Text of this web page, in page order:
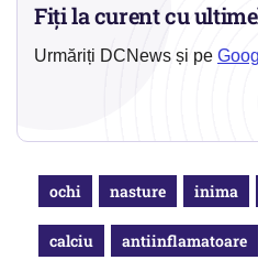
Fiți la curent cu
Urmăriți DCNews și pe
ochi nasture inima
calciu antiinflamatoare